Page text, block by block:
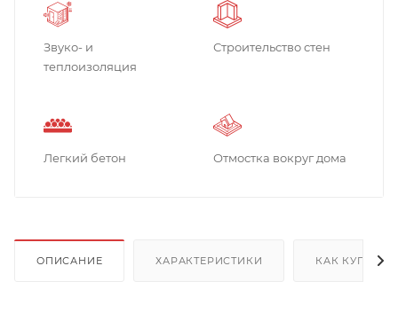
Звуко- и
теплоизоляция
Строительство стен
Легкий бетон Отмостка вокруг дома
ОПИСАНИЕ ХАРАКТЕРИСТИКИ КАК КУПИТЬ